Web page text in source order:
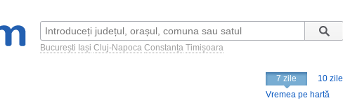
București Iași Cluj-Napoca Constanța Timișoara
7 zile
10 zile
Vremea pe hartă